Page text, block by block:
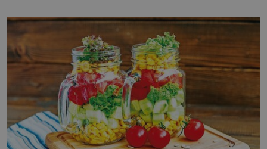
blonďaté vlásky. Fakt, že jsou těla dávných lidí nesmírně
dobře zachovalá, přičítají odborníci zdejším klimatickým
podmínkám. Sucho, prosolené písky a extrémně